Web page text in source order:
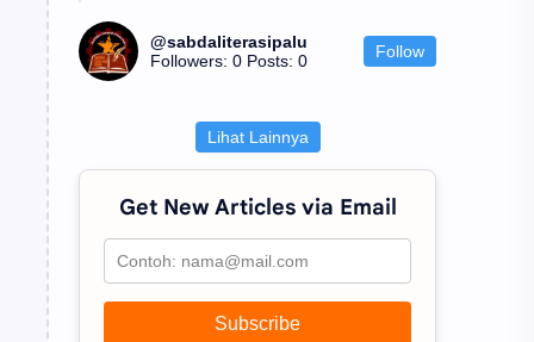
@sabdaliterasipalu
Followers: 0 Posts: 0 Follow
Lihat Lainnya
Get New Articles via Email
Subscribe